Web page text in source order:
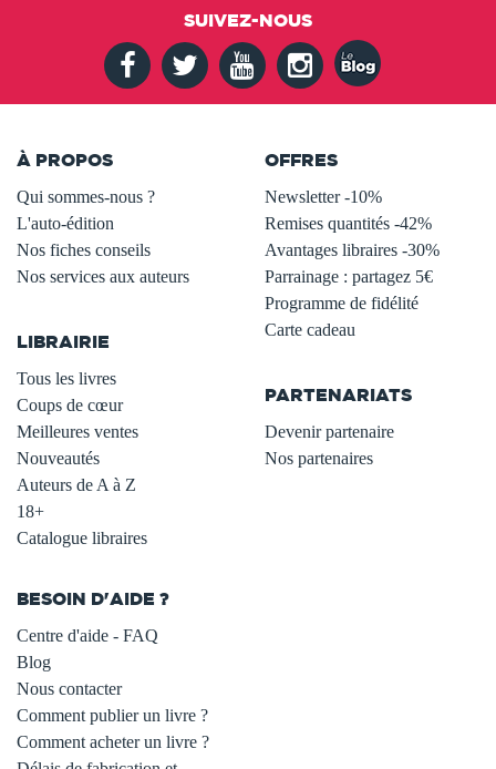
SUIVEZ-NOUS
À PROPOS
Qui sommes-nous ?
L'auto-édition
Nos fiches conseils
Nos services aux auteurs
LIBRAIRIE
Tous les livres
Coups de cœur
Meilleures ventes
Nouveautés
Auteurs de A à Z
18+
Catalogue libraires
OFFRES
Newsletter -10%
Remises quantités -42%
Avantages libraires -30%
Parrainage : partagez 5€
Programme de fidélité
Carte cadeau
PARTENARIATS
Devenir partenaire
Nos partenaires
BESOIN D'AIDE ?
Centre d'aide - FAQ
Blog
Nous contacter
Comment publier un livre ?
Comment acheter un livre ?